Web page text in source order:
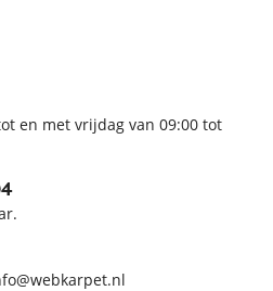
en met vrijdag van 09:00 tot